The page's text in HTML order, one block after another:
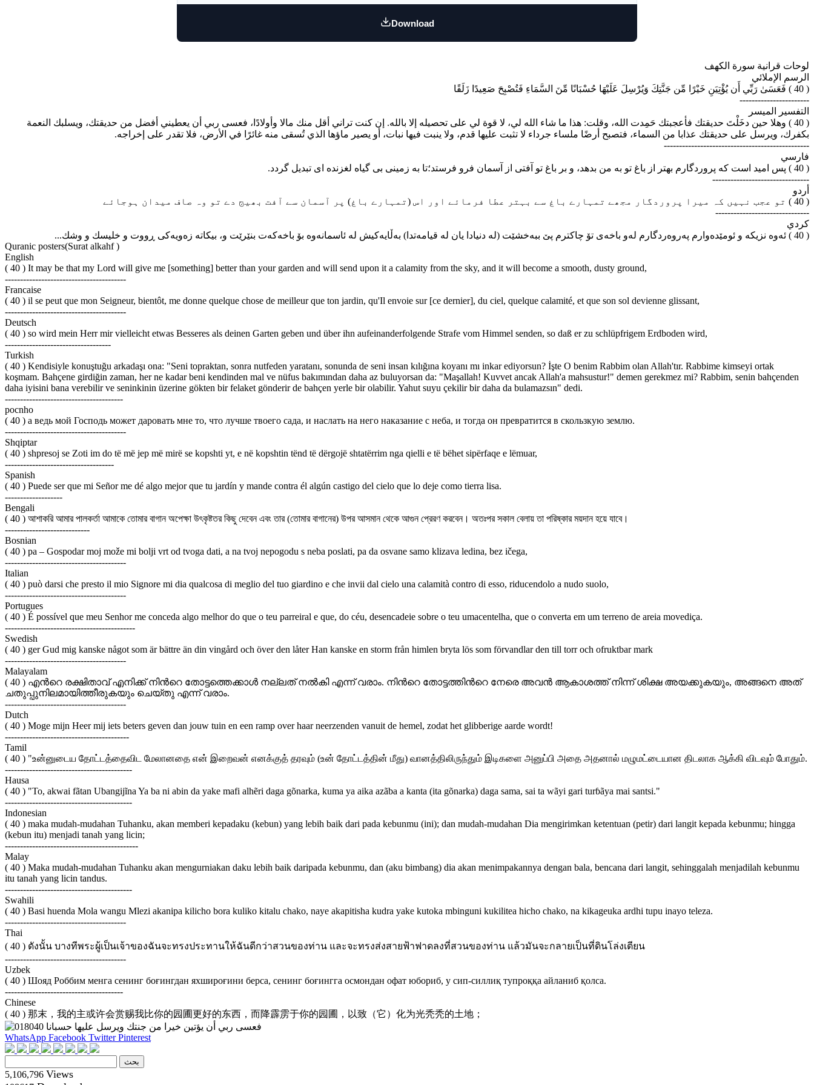
Download
لوحات قرانية سورة الكهف
الرسم الإملائي
( 40 ) فَعَسَىٰ رَبِّي أَن يُؤْتِيَنِ خَيْرًا مِّن جَنَّتِكَ وَيُرْسِلَ عَلَيْهَا حُسْبَانًا مِّنَ السَّمَاءِ فَتُصْبِحَ صَعِيدًا زَلَقًا
-----------------------
التفسير الميسر
( 40 ) وهلا حين دخَلْتَ حديقتك فأعجبتك حَمِدت الله، وقلت: هذا ما شاء الله لي، لا قوة لي على تحصيله إلا بالله. إن كنت تراني أقل منك مالا وأولادًا، فعسى ربي أن يعطيني أفضل من حديقتك، ويسلبك النعمة
بكفرك، ويرسل على حديقتك عذابا من السماء، فتصبح أرضًا ملساء جرداء لا تثبت عليها قدم، ولا ينبت فيها نبات، أو يصير ماؤها الذي تُسقى منه غائرًا في الأرض، فلا تقدر على إخراجه.
------------------------------------------------
فارسي
( 40 ) پس امید است که پروردگارم بهتر از باغ تو به من بدهد، و بر باغ تو آفتی از آسمان فرو فرستد؛تا به زمینی بی گیاه لغزنده ای تبدیل گردد.
--------------------------------
أردو
( 40 ) تو عجب نہیں کہ میرا پروردگار مجھے تمہارے باغ سے بہتر عطا فرمائے اور اس (تمہارے باغ) پر آسمان سے آفت بھیج دے تو وہ صاف میدان ہوجائے
-------------------------------
كردي
( 40 ) ئه‌وه نزیکه و ئومێده‌وارم په‌روه‌ردگارم له‌و باخه‌ی تۆ چاکترم پێ ببه‌خشێت (له دنیادا یان له قیامه‌تدا) به‌ڵایه‌کیش له ئاسمانه‌وه بۆ باخه‌که‌ت بنێرێت و، بیکاته زه‌ویه‌کی ڕووت و خلیسك و وشك...
Quranic posters(Surat alkahf )
English
( 40 ) It may be that my Lord will give me [something] better than your garden and will send upon it a calamity from the sky, and it will become a smooth, dusty ground,
----------------------------------------
Francaise
( 40 ) il se peut que mon Seigneur, bientôt, me donne quelque chose de meilleur que ton jardin, qu'Il envoie sur [ce dernier], du ciel, quelque calamité, et que son sol devienne glissant,
----------------------------------------
Deutsch
( 40 ) so wird mein Herr mir vielleicht etwas Besseres als deinen Garten geben und über ihn aufeinanderfolgende Strafe vom Himmel senden, so daß er zu schlüpfrigem Erdboden wird,
-----------------------------------
Turkish
( 40 ) Kendisiyle konuştuğu arkadaşı ona: "Seni topraktan, sonra nutfeden yaratanı, sonunda de seni insan kılığına koyanı mı inkar ediyorsun? İşte O benim Rabbim olan Allah'tır. Rabbime kimseyi ortak
koşmam. Bahçene girdiğin zaman, her ne kadar beni kendinden mal ve nüfus bakımından daha az buluyorsan da: "Maşallah! Kuvvet ancak Allah'a mahsustur!" demen gerekmez mi? Rabbim, senin bahçenden
daha iyisini bana verebilir ve seninkinin üzerine gökten bir felaket gönderir de bahçen yerle bir olabilir. Yahut suyu çekilir bir daha da bulamazsın" dedi.
---------------------------------------
pocnho
( 40 ) а ведь мой Господь может даровать мне то, что лучше твоего сада, и наслать на него наказание с неба, и тогда он превратится в скользкую землю.
----------------------------------------
Shqiptar
( 40 ) shpresoj se Zoti im do të më jep më mirë se kopshti yt, e në kopshtin tënd të dërgojë shtatërrim nga qielli e të bëhet sipërfaqe e lëmuar,
------------------------------------
Spanish
( 40 ) Puede ser que mi Señor me dé algo mejor que tu jardín y mande contra él algún castigo del cielo que lo deje como tierra lisa.
-------------------
Bengali
( 40 ) আশাকরি আমার পালকর্তা আমাকে তোমার বাগান অপেক্ষা উৎকৃষ্টতর কিছু দেবেন এবং তার (তোমার বাগানের) উপর আসমান থেকে আগুন প্রেরণ করবেন। অতঃপর সকাল বেলায় তা পরিষ্কার ময়দান হয়ে যাবে।
----------------------------
Bosnian
( 40 ) pa – Gospodar moj može mi bolji vrt od tvoga dati, a na tvoj nepogodu s neba poslati, pa da osvane samo klizava ledina, bez ičega,
----------------------------------------
Italian
( 40 ) può darsi che presto il mio Signore mi dia qualcosa di meglio del tuo giardino e che invii dal cielo una calamità contro di esso, riducendolo a nudo suolo,
----------------------------------------
Portugues
( 40 ) É possível que meu Senhor me conceda algo melhor do que o teu parreiral e que, do céu, desencadeie sobre o teu umacentelha, que o converta em um terreno de areia movediça.
-------------------------------------------
Swedish
( 40 ) ger Gud mig kanske något som är bättre än din vingård och över den låter Han kanske en storm från himlen bryta lös som förvandlar den till torr och ofruktbar mark
----------------------------------------
Malayalam
( 40 ) എന്‍റെ രക്ഷിതാവ് എനിക്ക് നിന്‍റെ തോട്ടത്തെക്കാള്‍ നല്ലത് നല്‍കി എന്ന് വരാം. നിന്‍റെ തോട്ടത്തിന്‍റെ നേരെ അവന്‍ ആകാശത്ത് നിന്ന് ശിക്ഷ അയക്കുകയും, അങ്ങനെ അത്
ചതുപ്പുനിലമായിത്തീരുകയും ചെയ്തു എന്ന് വരാം.
----------------------------------------
Dutch
( 40 ) Moge mijn Heer mij iets beters geven dan jouw tuin en een ramp over haar neerzenden vanuit de hemel, zodat het glibberige aarde wordt!
-----------------------------------------
Tamil
( 40 ) "உன்னுடைய தோட்டத்தைவிட மேலானதை என் இறைவன் எனக்குத் தரவும் (உன் தோட்டத்தின் மீது) வானத்திலிருந்தும் இடிகளை அனுப்பி அதை அதனால் மழுமட்டையான திடலாக ஆக்கி விடவும் போதும்.
------------------------------------------
Hausa
( 40 ) "To, akwai fãtan Ubangijĩna Ya ba ni abin da yake mafi alhẽri daga gõnarka, kuma ya aika azãba a kanta (ita gõnarka) daga sama, sai ta wãyi gari turɓãya mai santsi."
------------------------------------------
Indonesian
( 40 ) maka mudah-mudahan Tuhanku, akan memberi kepadaku (kebun) yang lebih baik dari pada kebunmu (ini); dan mudah-mudahan Dia mengirimkan ketentuan (petir) dari langit kepada kebunmu; hingga
(kebun itu) menjadi tanah yang licin;
--------------------------------------------
Malay
( 40 ) Maka mudah-mudahan Tuhanku akan mengurniakan daku lebih baik daripada kebunmu, dan (aku bimbang) dia akan menimpakannya dengan bala, bencana dari langit, sehinggalah menjadilah kebunmu
itu tanah yang licin tandus.
------------------------------------------
Swahili
( 40 ) Basi huenda Mola wangu Mlezi akanipa kilicho bora kuliko kitalu chako, naye akapitisha kudra yake kutoka mbinguni kukilitea hicho chako, na kikageuka ardhi tupu inayo teleza.
----------------------------------------
Thai
( 40 ) ดังนั้น บางทีพระผู้เป็นเจ้าของฉันจะทรงประทานให้ฉันดีกว่าสวนของท่าน และจะทรงส่งสายฟ้าฟาดลงที่สวนของท่าน แล้วมันจะกลายเป็นที่ดินโล่งเตียน
----------------------------------------
Uzbek
( 40 ) Шояд Роббим менга сенинг боғингдан яхшироғини берса, сенинг боғингга осмондан офат юбориб, у сип-силлиқ тупроққа айланиб қолса.
---------------------------------------
Chinese
( 40 ) 那末，我的主或许会赏赐我比你的园圃更好的东西，而降霹雳于你的园圃，以致（它）化为光秃秃的土地；
WhatsApp Facebook TwitterPinterest
5,106,796 Views